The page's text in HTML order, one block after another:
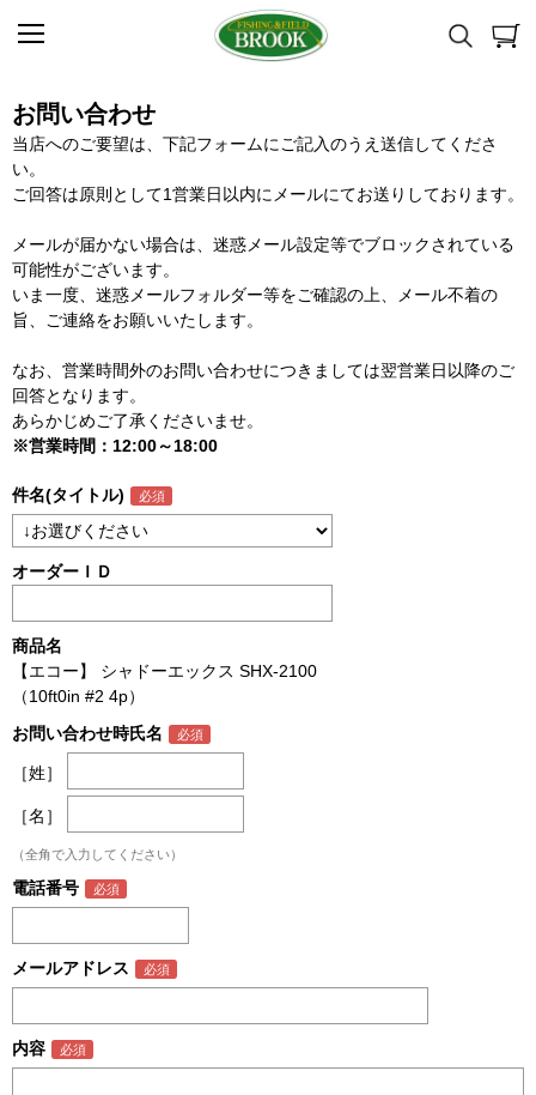
お問い合わせ
当店へのご要望は、下記フォームにご記入のうえ送信してくださ
い。
ご回答は原則として1営業日以内にメールにてお送りしております。
メールが届かない場合は、迷惑メール設定等でブロックされている
可能性がございます。
いま一度、迷惑メールフォルダー等をご確認の上、メール不着の
旨、ご連絡をお願いいたします。
なお、営業時間外のお問い合わせにつきましては翌営業日以降のご
回答となります。
あらかじめご了承くださいませ。
※営業時間：12:00～18:00
件名(タイトル)
オーダーＩＤ
商品名
【エコー】 シャドーエックス SHX-2100
（10ft0in #2 4p）
お問い合わせ時氏名
［姓］
［名］
（全角で入力してください）
電話番号
メールアドレス
内容